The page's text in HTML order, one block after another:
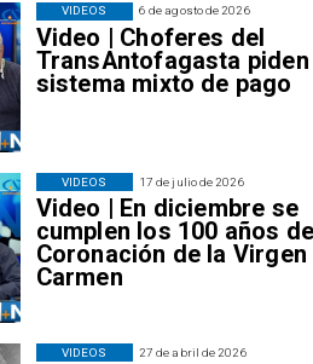
6 de agosto de 2026
Video | Choferes del
TransAntofagasta piden
sistema mixto de pago
VIDEOS
17 de julio de 2026
Video | En diciembre se
cumplen los 100 años
Coronación de la Virgen
Carmen
VIDEOS
27 de abril de 2026
VIDEOS